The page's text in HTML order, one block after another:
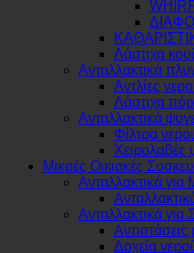
Λάστιχα
Ανταλλακτικά
Αντλίες
Λάστιχα
Ανταλλακτικά
Φίλτρα
Χειρολαβές
Μικρές Οικιακές
Ανταλλακτικά για
Ανταλλακτικά για
Αντιστάσεις
Δοχεία